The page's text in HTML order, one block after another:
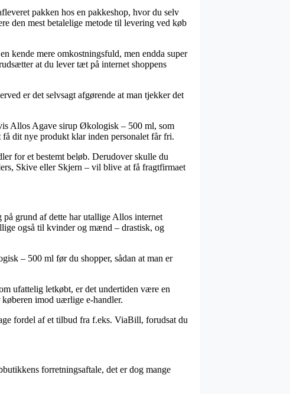
pakken hos en pakkeshop, hvor du selv
den mest betalelige metode til levering ved køb
kende mere omkostningsfuld, men endda super
at du lever tæt på internet shoppens
er det selvsagt afgørende at man tjekker det
Allos Agave sirup Økologisk – 500 ml, som
dit nye produkt klar inden personalet får fri.
for et bestemt beløb. Derudover skulle du
Skive eller Skjern – vil blive at få fragtfirmaet
grund af dette har utallige Allos internet
også til kvinder og mænd – drastisk, og
– 500 ml før du shopper, sådan at man er
ufattelig letkøbt, er det undertiden være en
imod uærlige e-handler.
fordel af et tilbud fra f.eks. ViaBill, forudsat du
forretningsaftale, det er dog mange